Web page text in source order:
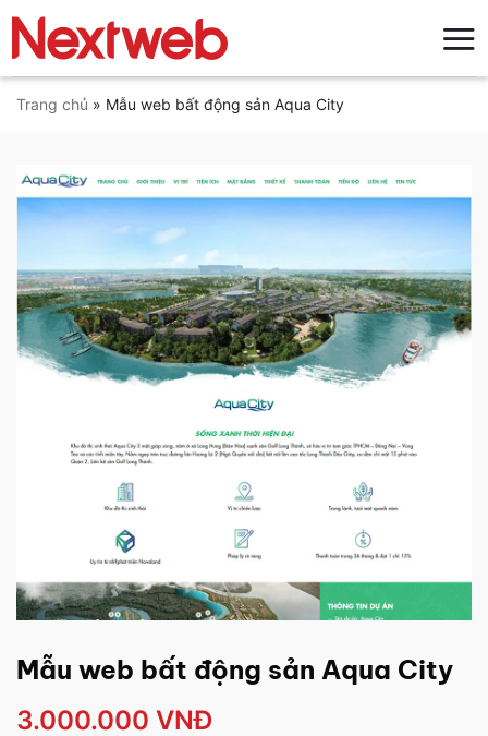
qua
nội
dung
Trang chủ » Mẫu web bất động sản Aqua City
Mẫu web bất động sản Aqua City
3.000.000 VNĐ